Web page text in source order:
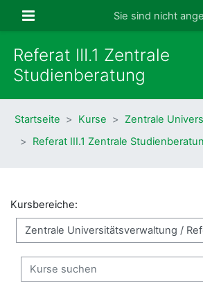
Website-Übersicht
Sie sind nicht
Referat III.1 Zentrale
Studienberatung
Startseite Kurse
Zentrale
Referat III.1 Zentrale
Kursbereiche:
Kurse suchen